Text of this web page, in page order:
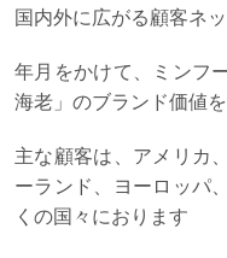
国内外に広がる顧客ネ
年月をかけて、ミンフ
海老」のブランド価値
主な顧客は、アメリカ
ーランド、ヨーロッパ
くの国々におります